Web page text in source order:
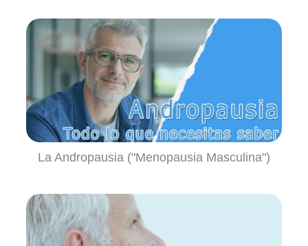
La Andropausia ("Menopausia Masculina")